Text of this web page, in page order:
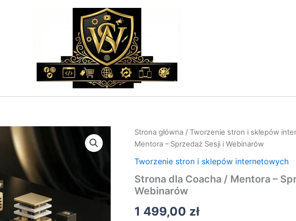
Strona główna / Tworzenie stron i sklepów
Mentora – Sprzedaż Sesji i Webinarów
Tworzenie stron i sklepów internetowych
Strona dla Coacha / Mentora –
Webinarów
1 499,00 zł
ilość
Strona
Coacha
Mentora
–
Sesji